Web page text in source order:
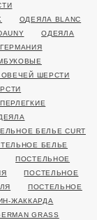
ОДЕЯЛА BLANC
ОДЕЯЛА
ШЕРСТИ
БЕЛЬЕ CURT
БЕЛЬЕ
ПОСТЕЛЬНОЕ
ПОСТЕЛЬНОЕ
ПОСТЕЛЬНОЕ
ЖАККАРДА
GRASS